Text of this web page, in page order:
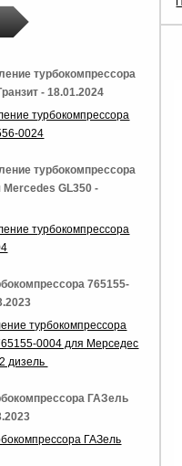
турбокомпрессора
- 18.01.2024
турбокомпрессора
0024
турбокомпрессора
GL350 -
турбокомпрессора
765155-
турбокомпрессора
0004 для Мерседес
дизель
ГАЗель
ГАЗель